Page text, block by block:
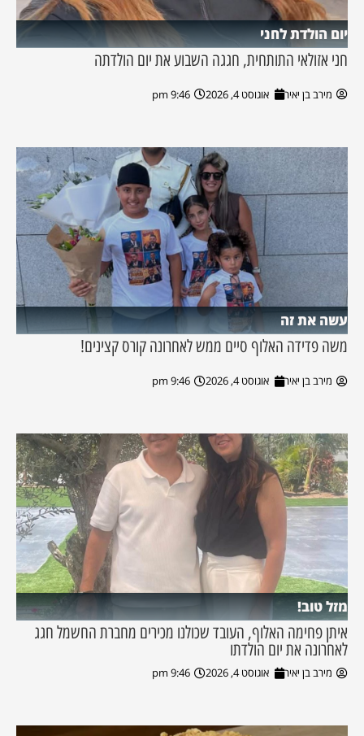
יום הולדת לחני
חני אזולאי התותחית, חגגה השבוע את יום הולדתה
מירב בן יאיר אוגוסט 4, 2026 9:46 pm
עשה את זה
משה פדידה האלוף סיים ממש לאחרונה קורס קצינים!
מירב בן יאיר אוגוסט 4, 2026 9:46 pm
מזל טוב!
איתן פחימה האלוף, העובד שכולנו מכירים מחברת החשמל חגג
לאחרונה את יום הולדתו
מירב בן יאיר אוגוסט 4, 2026 9:46 pm